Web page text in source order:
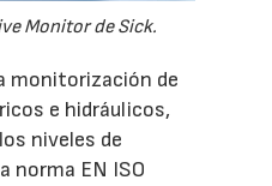
Monitor de Sick.
monitorización de
e hidráulicos,
niveles de
norma EN ISO